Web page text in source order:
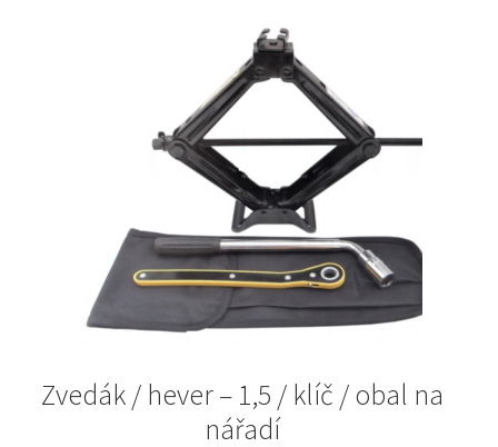
Zvedák / hever – 1,5 / klíč / obal na
nářadí